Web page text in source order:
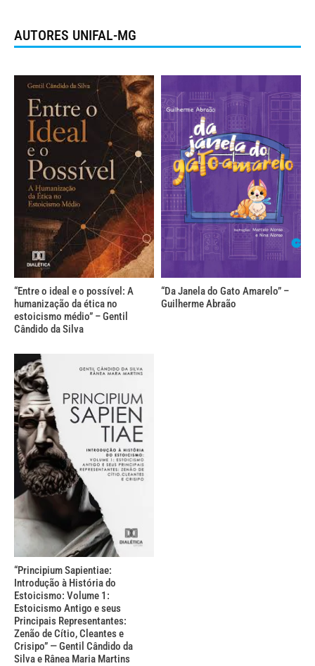
AUTORES UNIFAL-MG
“Entre o ideal e o possível: A
humanização da ética no
estoicismo médio” – Gentil
Cândido da Silva
“Da Janela do Gato Amarelo” –
Guilherme Abraão
“Principium Sapientiae:
Introdução à História do
Estoicismo: Volume 1:
Estoicismo Antigo e seus
Principais Representantes:
Zenão de Cítio, Cleantes e
Crisipo” — Gentil Cândido da
Silva e Rânea Maria Martins